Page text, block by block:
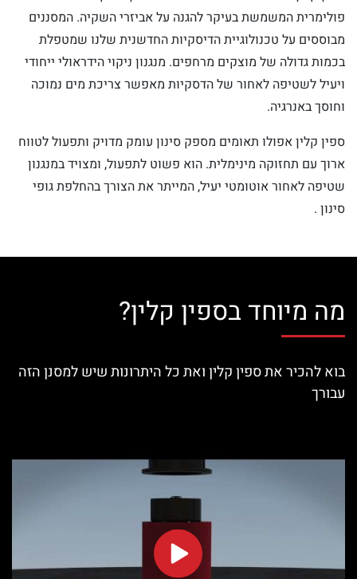
פולימרית המשמשת בעיקר להגנה על אביזרי השקיה. המסננים
מבוססים על טכנולוגיית הדיסקיות החדשנית שלנו שמטפלת
בכמות גדולה של מוצקים מרחפים. מנגנון ניקוי הידראולי ייחודי
ויעיל לשטיפה לאחור של הדסקיות מאפשר צריכת מים נמוכה
וחוסך באנרגיה.
ספין קלין אפולו תאומים מספק סינון עומק מדויק ותפעול לטווח
ארוך עם תחזוקה מינימלית. הוא פשוט לתפעול, ומצויד במנגנון
שטיפה לאחור אוטומטי יעיל, המייתר את הצורך בהחלפת גופי
סינון .
מה מיוחד בספין קלין?
בוא להכיר את ספין קלין ואת כל היתרונות שיש למסנן הזה
עבורך